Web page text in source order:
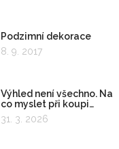
Podzimní dekorace
8. 9. 2017
Výhled není všechno. Na
co myslet při koupi
pozemku?
31. 3. 2026